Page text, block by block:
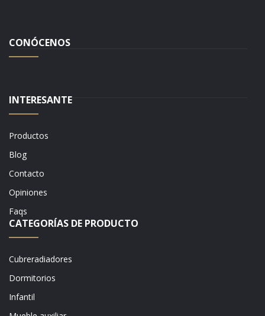
CONÓCENOS
INTERESANTE
Productos
Blog
Contacto
Opiniones
Faqs
CATEGORÍAS DE PRODUCTO
Cubreradiadores
Dormitorios
Infantil